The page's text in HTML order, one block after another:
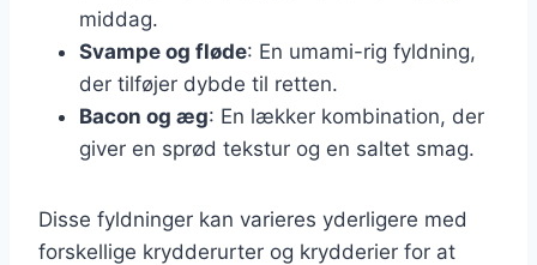
middag.
Svampe og fløde: En umami-rig fyldning,
der tilføjer dybde til retten.
Bacon og æg: En lækker kombination, der
giver en sprød tekstur og en saltet smag.
Disse fyldninger kan varieres yderligere med
forskellige krydderurter og krydderier for at